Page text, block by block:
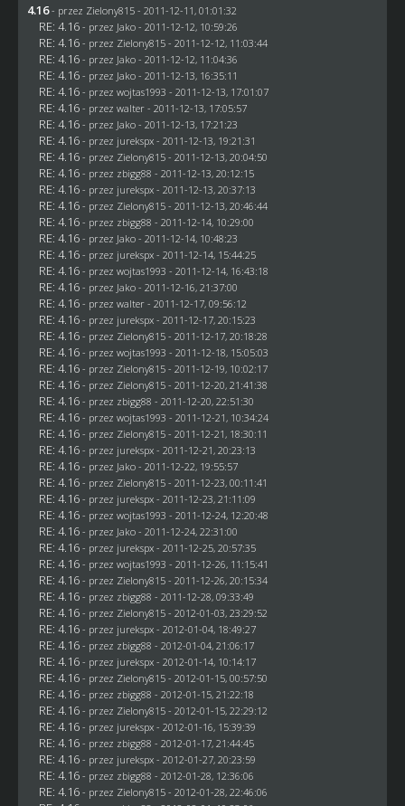
4.16 - przez Zielony815- 2011-12-11, 01:01:32
RE: 4.16 - przez Jako- 2011-12-12, 10:59:26
RE: 4.16 - przez Zielony815- 2011-12-12, 11:03:44
RE: 4.16 - przez Jako- 2011-12-12, 11:04:36
RE: 4.16 - przez Jako- 2011-12-13, 16:35:11
RE: 4.16 - przez wojtas1993 - 2011-12-13, 17:01:07
RE: 4.16 - przez walter- 2011-12-13, 17:05:57
RE: 4.16 - przez Jako- 2011-12-13, 17:21:23
RE: 4.16 - przez jurekspx- 2011-12-13, 19:21:31
RE: 4.16 - przez Zielony815- 2011-12-13, 20:04:50
RE: 4.16 - przez zbigg88 - 2011-12-13, 20:12:15
RE: 4.16 - przez jurekspx- 2011-12-13, 20:37:13
RE: 4.16 - przez Zielony815- 2011-12-13, 20:46:44
RE: 4.16 - przez zbigg88 - 2011-12-14, 10:29:00
RE: 4.16 - przez Jako- 2011-12-14, 10:48:23
RE: 4.16 - przez jurekspx- 2011-12-14, 15:44:25
RE: 4.16 - przez wojtas1993 - 2011-12-14, 16:43:18
RE: 4.16 - przez Jako- 2011-12-16, 21:37:00
RE: 4.16 - przez walter- 2011-12-17, 09:56:12
RE: 4.16 - przez jurekspx- 2011-12-17, 20:15:23
RE: 4.16 - przez Zielony815- 2011-12-17, 20:18:28
RE: 4.16 - przez wojtas1993 - 2011-12-18, 15:05:03
RE: 4.16 - przez Zielony815- 2011-12-19, 10:02:17
RE: 4.16 - przez Zielony815- 2011-12-20, 21:41:38
RE: 4.16 - przez zbigg88 - 2011-12-20, 22:51:30
RE: 4.16 - przez wojtas1993 - 2011-12-21, 10:34:24
RE: 4.16 - przez Zielony815- 2011-12-21, 18:30:11
RE: 4.16 - przez jurekspx- 2011-12-21, 20:23:13
RE: 4.16 - przez Jako- 2011-12-22, 19:55:57
RE: 4.16 - przez Zielony815- 2011-12-23, 00:11:41
RE: 4.16 - przez jurekspx- 2011-12-23, 21:11:09
RE: 4.16 - przez wojtas1993 - 2011-12-24, 12:20:48
RE: 4.16 - przez Jako- 2011-12-24, 22:31:00
RE: 4.16 - przez jurekspx- 2011-12-25, 20:57:35
RE: 4.16 - przez wojtas1993 - 2011-12-26, 11:15:41
RE: 4.16 - przez Zielony815- 2011-12-26, 20:15:34
RE: 4.16 - przez zbigg88 - 2011-12-28, 09:33:49
RE: 4.16 - przez Zielony815- 2012-01-03, 23:29:52
RE: 4.16 - przez jurekspx- 2012-01-04, 18:49:27
RE: 4.16 - przez zbigg88 - 2012-01-04, 21:06:17
RE: 4.16 - przez jurekspx- 2012-01-14, 10:14:17
RE: 4.16 - przez Zielony815- 2012-01-15, 00:57:50
RE: 4.16 - przez zbigg88 - 2012-01-15, 21:22:18
RE: 4.16 - przez Zielony815- 2012-01-15, 22:29:12
RE: 4.16 - przez jurekspx- 2012-01-16, 15:39:39
RE: 4.16 - przez zbigg88 - 2012-01-17, 21:44:45
RE: 4.16 - przez jurekspx- 2012-01-27, 20:23:59
RE: 4.16 - przez zbigg88 - 2012-01-28, 12:36:06
RE: 4.16 - przez Zielony815- 2012-01-28, 22:46:06